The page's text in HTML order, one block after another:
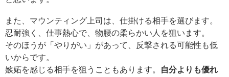
また、マウンティング上司は、仕掛ける相手を選びます。
忍耐強く、仕事熱心で、物腰の柔らかい人を狙います。
そのほうが「やりがい」があって、反撃される可能性も低
いからです。
嫉妬を感じる相手を狙うこともあります。
自分よりも優れ